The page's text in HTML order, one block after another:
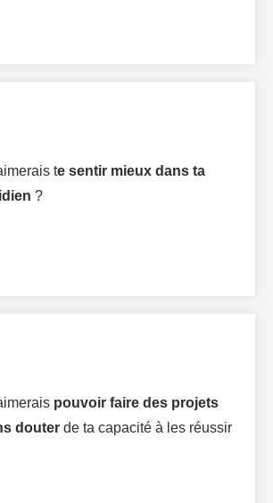
te sentir mieux dans ta
?
pouvoir faire des projets
douter de ta capacité à les réussir